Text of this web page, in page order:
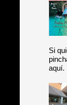
Si
aquí.